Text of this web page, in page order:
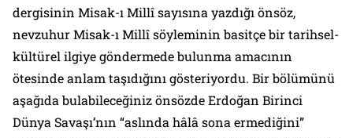
dergisinin Misak-ı Millî sayısına yazdığı önsöz,
nevzuhur Misak-ı Millî söyleminin basitçe bir tarihsel-
kültürel ilgiye göndermede bulunma amacının
ötesinde anlam taşıdığını gösteriyordu. Bir bölümünü
aşağıda bulabileceğiniz önsözde Erdoğan Birinci
Dünya Savaşı’nın “aslında hâlâ sona ermediğini”